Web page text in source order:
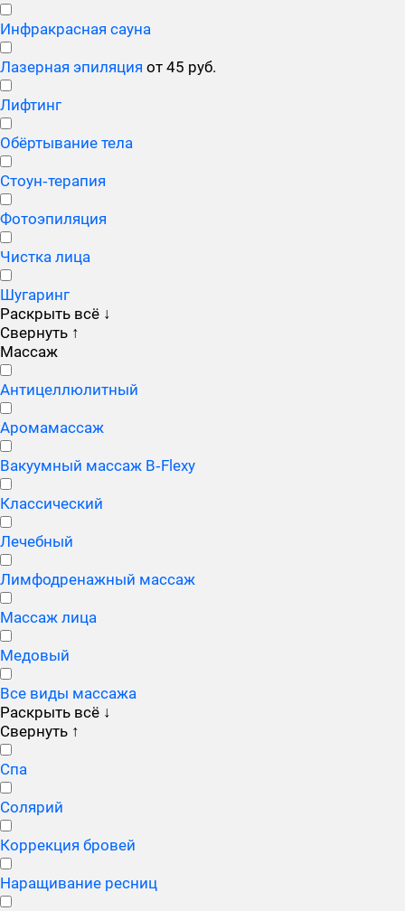
Инфракрасная сауна
Лазерная эпиляция от 45 руб.
Лифтинг
Обёртывание тела
Стоун‑терапия
Фотоэпиляция
Чистка лица
Шугаринг
Раскрыть всё ↓
Свернуть ↑
Массаж
Антицеллюлитный
Аромамассаж
Вакуумный массаж B‑Flexy
Классический
Лечебный
Лимфодренажный массаж
Массаж лица
Медовый
Все виды массажа
Раскрыть всё ↓
Свернуть ↑
Спа
Солярий
Коррекция бровей
Наращивание ресниц